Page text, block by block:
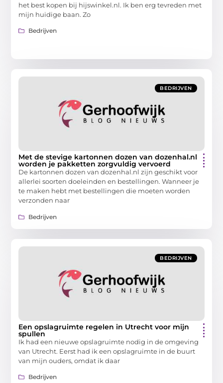
het best kopen bij hijswinkel.nl. Ik ben erg tevreden met
mijn huidige baan. Zo
Bedrijven
BEDRIJVEN
Met de stevige kartonnen dozen van dozenhal.nl
worden je pakketten zorgvuldig vervoerd
De kartonnen dozen van dozenhal.nl zijn geschikt voor
allerlei soorten doeleinden en bestellingen. Wanneer je
te maken hebt met bestellingen die moeten worden
verzonden naar
Bedrijven
BEDRIJVEN
Een opslagruimte regelen in Utrecht voor mijn
spullen
Ik had een nieuwe opslagruimte nodig in de omgeving
van Utrecht. Eerst had ik een opslagruimte in de buurt
van mijn ouders, omdat ik daar
Bedrijven